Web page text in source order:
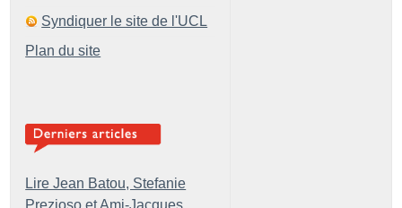
Syndiquer le site de l'UCL
Plan du site
Lire Jean Batou, Stefanie
Prezioso et Ami-Jacques